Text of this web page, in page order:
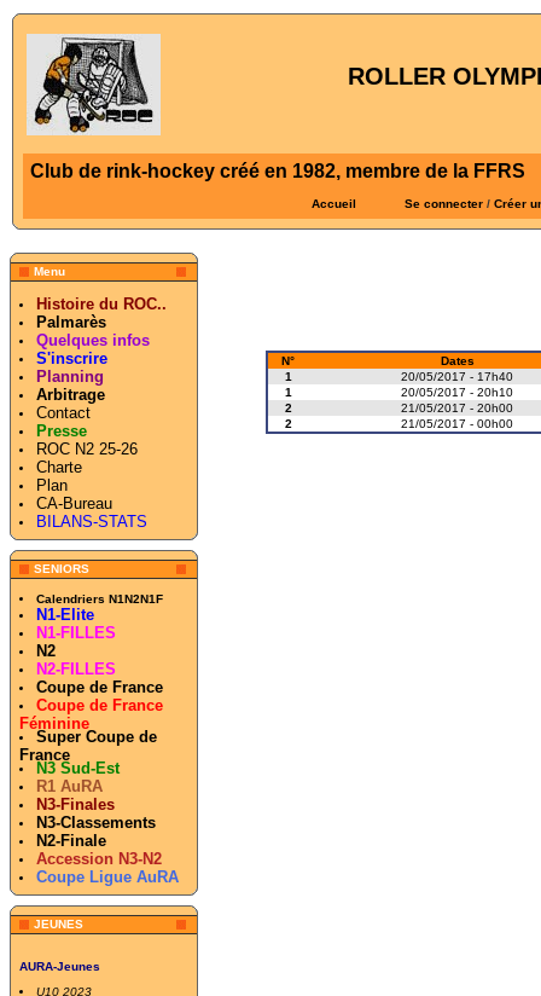
ROLLER
Club de rink-hockey créé en 1982, membre de la FFRS
Accueil Se connecter / Créer
Menu
Histoire du ROC..
Palmarès
Quelques infos
S'inscrire
Planning
Arbitrage
Contact
Presse
ROC N2 25-26
Charte
Plan
CA-Bureau
BILANS-STATS
SENIORS
Calendriers N1N2N1F
N1-Elite
N1-FILLES
N2
N2-FILLES
Coupe de France
Coupe de France
Féminine
Super Coupe de
France
N3 Sud-Est
R1 AuRA
N3-Finales
N3-Classements
N2-Finale
Accession N3-N2
Coupe Ligue AuRA
JEUNES
AURA-Jeunes
U10 2023
N°
Dates
1
20/05/2017 - 17h40
1
20/05/2017 - 20h10
2
21/05/2017 - 20h00
2
21/05/2017 - 00h00